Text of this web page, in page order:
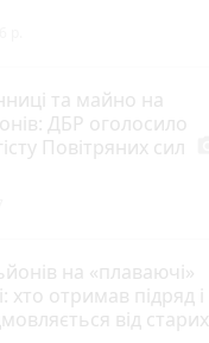
та майно на
ДБР оголосило
Повітряних сил
на «плаваючі»
хто отримав підряд і
від старих